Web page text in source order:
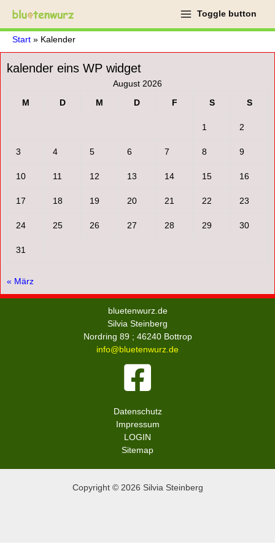
Inhalt
springen
Toggle button
Start Kalender
kalender eins WP widget
August 2026
M D M D F S S
1 2
3 4 5 6 7 8 9
10 11 12 13 14 15 16
17 18 19 20 21 22 23
24 25 26 27 28 29 30
31
« März
bluetenwurz.de
Silvia Steinberg
Nordring 89 ; 46240 Bottrop
info@bluetenwurz.de
Datenschutz
Impressum
LOGIN
Sitemap
Copyright © 2026 Silvia Steinberg